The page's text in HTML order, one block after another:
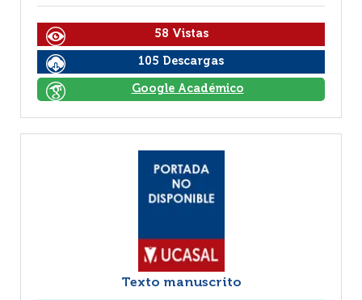
58 Vistas
105 Descargas
Google Académico
Texto manuscrito